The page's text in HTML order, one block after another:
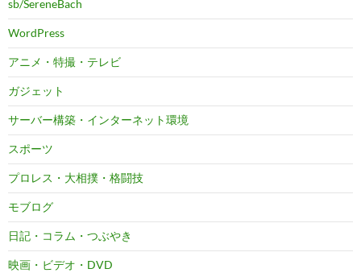
sb/SereneBach
WordPress
アニメ・特撮・テレビ
ガジェット
サーバー構築・インターネット環境
スポーツ
プロレス・大相撲・格闘技
モブログ
日記・コラム・つぶやき
映画・ビデオ・DVD